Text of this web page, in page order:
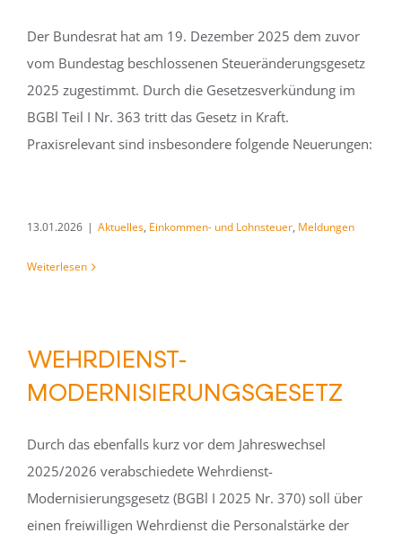
Der Bundesrat hat am 19. Dezember 2025 dem zuvor
vom Bundestag beschlossenen Steueränderungsgesetz
2025 zugestimmt. Durch die Gesetzesverkündung im
BGBl Teil I Nr. 363 tritt das Gesetz in Kraft.
Praxisrelevant sind insbesondere folgende Neuerungen:
13.01.2026 | Aktuelles, Einkommen- und Lohnsteuer, Meldungen
Weiterlesen
WEHRDIENST-
MODERNISIERUNGSGESETZ
Durch das ebenfalls kurz vor dem Jahreswechsel
2025/2026 verabschiedete Wehrdienst-
Modernisierungsgesetz (BGBl I 2025 Nr. 370) soll über
einen freiwilligen Wehrdienst die Personalstärke der